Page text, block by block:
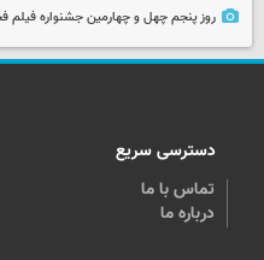
روز پنجم چهل و چهارمین جشنواره فیلم
دسترسی سریع
تماس با ما
درباره ما